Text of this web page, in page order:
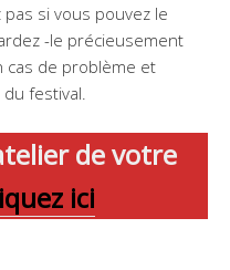
pas si vous pouvez le
-le précieusement
de problème et
festival.
de votre
ici